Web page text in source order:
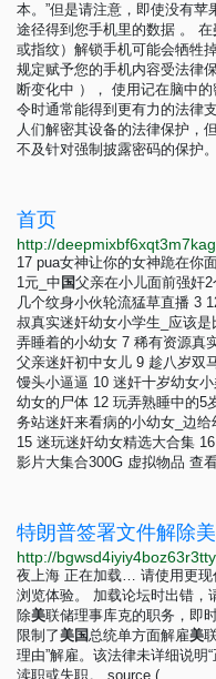
本。”但是请注意，即使没有
途径得到您手机里的数据 。 在
或指纹）解锁手机可能会牺牲
规定赋予您的手机内容受法律
断变化中 ）， 使用记在脑中
令时通常能得到更有力的法律
人们解密其设备的法律保护，
不及针对强制披露密码的保护。
首页
17 pua女神让你的女神跪在你
1元_中 国父亲在小儿面前强奸
几个纹身小伙轮流猛草直播 3
叔真实迷奸幼女小学生_应该
弄睡着的小幼女 7 稀有资源真
父亲迷奸初中女儿 9 趁八岁双
馒头小逼逼 10 迷奸十岁幼女
幼女的尸体 12 玩弄熟睡中的5
务站迷奸来看病的小幼女_边
15 迷玩迷奸幼女精选大合集
影片大集合300G 虚拟物品 查
夜上海 正在加载… 请使用更
浏览体验。 加载论坛时出错，
除美联储理事库克的职务，即
限制了美国总统单方面解雇美
理由”解雇。该法律未详细说明
渎职或失职。 source (